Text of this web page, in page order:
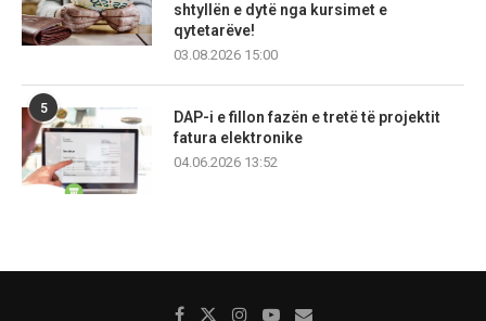
shtyllën e dytë nga kursimet e
qytetarëve!
03.08.2026 15:00
5
DAP-i e fillon fazën e tretë të projektit
fatura elektronike
04.06.2026 13:52